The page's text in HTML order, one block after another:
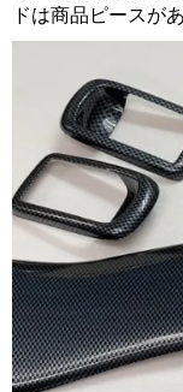
ドは商品ピースが